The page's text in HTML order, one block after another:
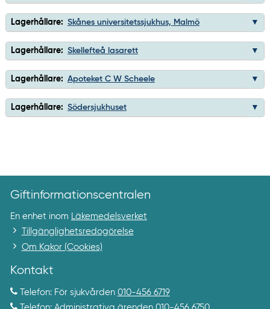
Lagerhållare: Skånes universitetssjukhus, Malmö
Lagerhållare: Skellefteå lasarett
Lagerhållare: Apoteket C W Scheele
Lagerhållare: Södersjukhuset
Giftinformationscentralen
En enhet inom
Läkemedelsverket
Tillgänglighetsredogörelse
Om Kakor (Cookies)
Kontakt
Telefon: För sjukvården 010-456 6719